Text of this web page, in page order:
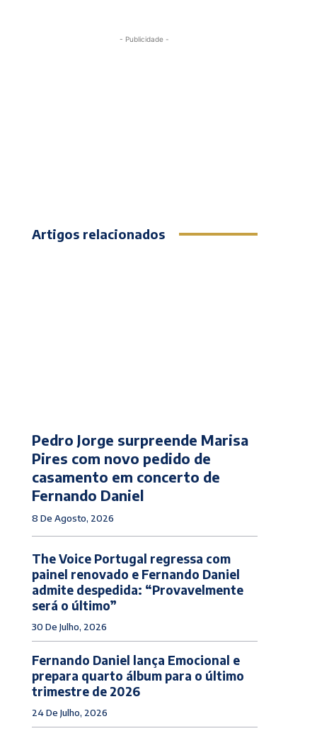
- Publicidade -
Artigos relacionados
Pedro Jorge surpreende Marisa
Pires com novo pedido de
casamento em concerto de
Fernando Daniel
8 De Agosto, 2026
The Voice Portugal regressa com
painel renovado e Fernando Daniel
admite despedida: “Provavelmente
será o último”
30 De Julho, 2026
Fernando Daniel lança Emocional e
prepara quarto álbum para o último
trimestre de 2026
24 De Julho, 2026